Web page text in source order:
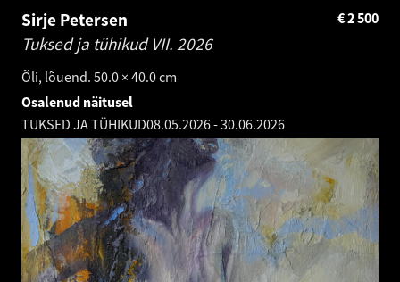
Sirje Petersen
Tuksed ja tühikud VII. 2026
Õli, lõuend. 50.0 × 40.0 cm
2 500
€
Osalenud näitusel
TUKSED JA TÜHIKUD08.05.2026-30.06.2026